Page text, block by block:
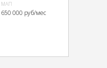
МАП
650 000 руб/мес